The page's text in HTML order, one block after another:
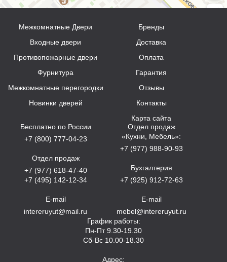
Межкомнатные Двери
Входные двери
Противопожарные двери
Фурнитура
Межкомнатные перегородки
Новинки дверей
Бренды
Доставка
Оплата
Гарантия
Отзывы
Контакты
Карта сайта
Бесплатно по России
+7 (800) 777-04-23
Отдел продаж
+7 (977) 618-47-40
+7 (495) 142-12-34
E-mail
intereruyut@mail.ru
Отдел продаж
«Кухни, Мебель»:
+7 (977) 988-90-93
Бухгалтерия
+7 (925) 912-72-63
E-mail
mebel@intereruyut.ru
График работы:
Пн-Пт 9.30-19.30
Сб-Вс 10.00-18.30
Адрес: